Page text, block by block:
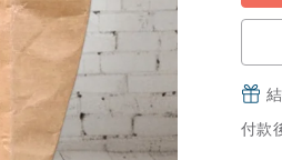
付款